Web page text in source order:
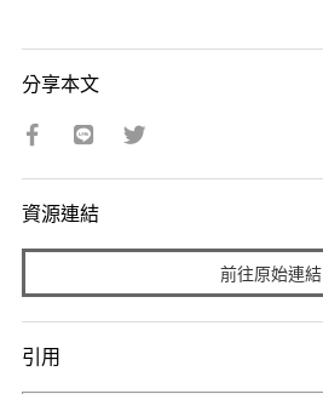
分享本文
資源連結
前往原始連結
引用